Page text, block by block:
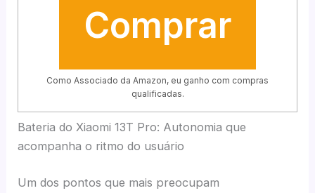
Comprar
Como Associado da Amazon, eu ganho com compras
qualificadas.
Bateria do Xiaomi 13T Pro: Autonomia que
acompanha o ritmo do usuário
Um dos pontos que mais preocupam